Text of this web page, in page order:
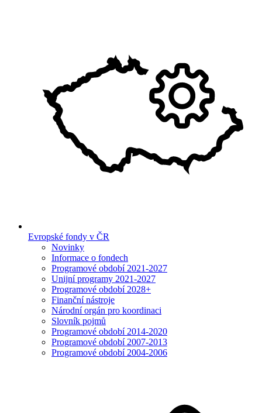
Evropské fondy v ČR
Novinky
Informace o fondech
Programové období 2021-2027
Unijní programy 2021-2027
Programové období 2028+
Finanční nástroje
Národní orgán pro koordinaci
Slovník pojmů
Programové období 2014-2020
Programové období 2007-2013
Programové období 2004-2006